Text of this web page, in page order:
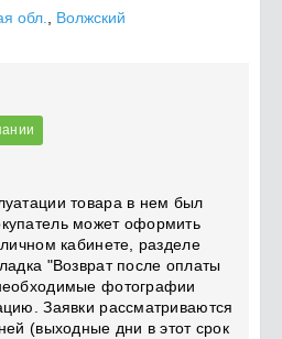
обл. Волжский
товара в нем был
может оформить
кабинете, разделе
"Возврат после оплаты
фотографии
Заявки рассматриваются
(выходные дни в этот срок